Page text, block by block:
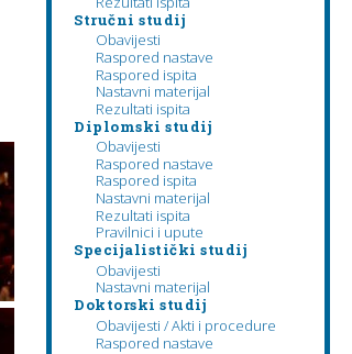
Stručni studij
Obavijesti
Raspored nastave
Raspored ispita
Nastavni materijal
Rezultati ispita
Diplomski studij
Obavijesti
Raspored nastave
Raspored ispita
Nastavni materijal
Rezultati ispita
Pravilnici i upute
Specijalistički studij
Obavijesti
Nastavni materijal
Doktorski studij
Obavijesti / Akti i procedure
Raspored nastave